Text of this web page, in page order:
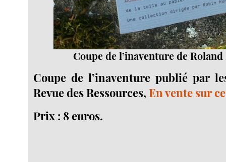
Coupe de l’inaventure de
Coupe de l’inaventure publié par
Revue des Ressources,En vente sur
Prix : 8 euros.